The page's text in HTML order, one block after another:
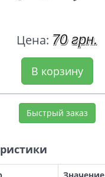
Цена: 70 грн.
В корзину
Быстрый заказ